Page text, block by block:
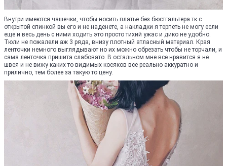
Внутри имеются чашечки, чтобы носить платье без бюстгальтера тк с
открытой спинкой вы его и не наденете, а накладки я терпеть не могу если
еще и весь день с ними ходить это просто тихий ужас и дико не удобно.
Тюли не пожалели аж 3 ряда, внизу плотный атласный материал. Края
ленточки немного выглядывают но их можно обрезать чтобы не торчали, и
сама ленточка пришита слабовато. В остальном мне все нравится я не
швея и не вижу каких то видимых косяков все реально аккуратно и
прилично, тем более за такую то цену.